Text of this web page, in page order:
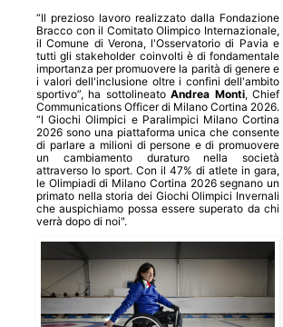
“Il prezioso lavoro realizzato dalla Fondazione
Bracco con il Comitato Olimpico Internazionale,
il Comune di Verona, l'Osservatorio di Pavia e
tutti gli stakeholder coinvolti è di fondamentale
importanza per promuovere la parità di genere e
i valori dell'inclusione oltre i confini dell'ambito
sportivo”, ha sottolineatoAndrea Monti, Chief
Communications Officer di Milano Cortina 2026.
“I Giochi Olimpici e Paralimpici Milano Cortina
2026 sono una piattaforma unica che consente
di parlare a milioni di persone e di promuovere
un cambiamento duraturo nella società
attraverso lo sport. Con il 47% di atlete in gara,
le Olimpiadi di Milano Cortina 2026 segnano un
primato nella storia dei Giochi Olimpici Invernali
che auspichiamo possa essere superato da chi
verrà dopo di noi".